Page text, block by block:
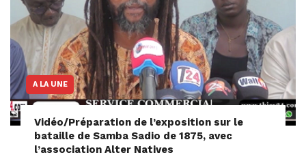
A LA UNE
Vidéo/Préparation de l’exposition sur le
bataille de Samba Sadio de 1875, avec
l’association Alter Natives